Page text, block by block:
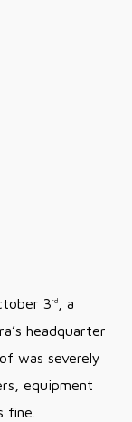
3rd, a
headquarter
was severely
equipment
fine.